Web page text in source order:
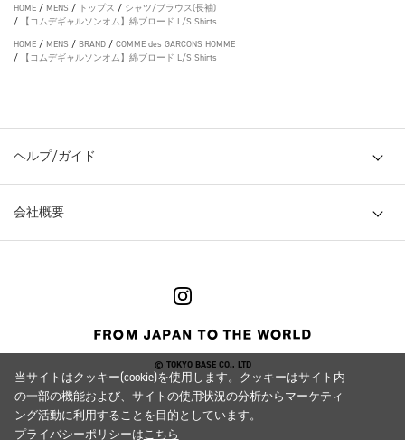
HOME / MENS / トップス / シャツ/ブラウス(長袖)
/
【コムデギャルソンオム】綿ブロード L/S Shirts
HOME / MENS / BRAND / COMME des GARCONS HOMME
/
【コムデギャルソンオム】綿ブロード L/S Shirts
ヘルプ/ガイド
会社概要
© TOKYO BASE CO., LTD
当サイトはクッキー(cookie)を使用します。クッキーはサイト内
の一部の機能および、サイトの使用状況の分析からマーケティ
ング活動に利用することを目的としています。
プライバシーポリシーはこちら